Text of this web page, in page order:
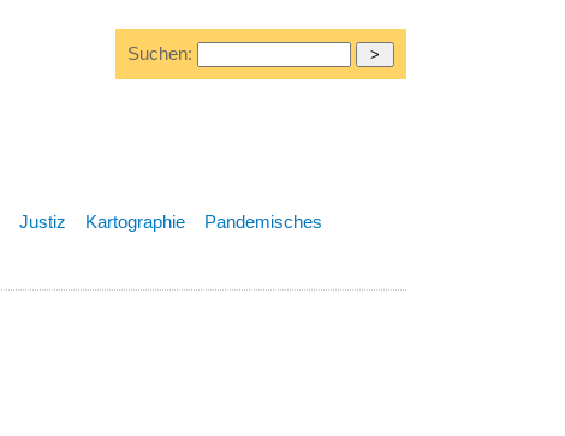
Suchen:
Justiz Kartographie
Pandemisches